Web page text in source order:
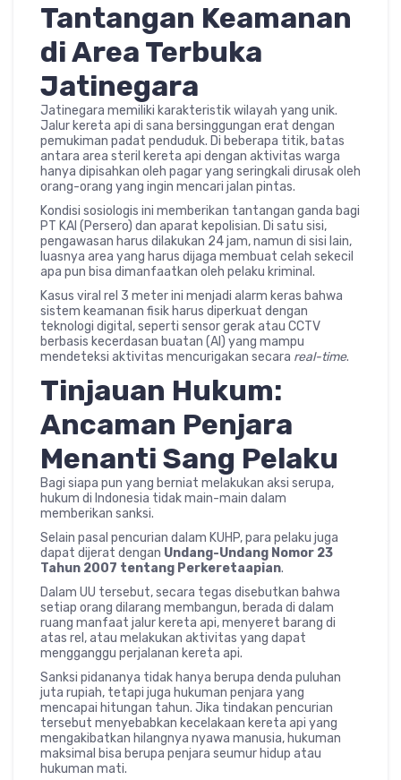
Tantangan Keamanan
di Area Terbuka
Jatinegara
Jatinegara memiliki karakteristik wilayah yang unik.
Jalur kereta api di sana bersinggungan erat dengan
pemukiman padat penduduk. Di beberapa titik, batas
antara area steril kereta api dengan aktivitas warga
hanya dipisahkan oleh pagar yang seringkali dirusak oleh
orang-orang yang ingin mencari jalan pintas.
Kondisi sosiologis ini memberikan tantangan ganda bagi
PT KAI (Persero) dan aparat kepolisian. Di satu sisi,
pengawasan harus dilakukan 24 jam, namun di sisi lain,
luasnya area yang harus dijaga membuat celah sekecil
apa pun bisa dimanfaatkan oleh pelaku kriminal.
Kasus viral rel 3 meter ini menjadi alarm keras bahwa
sistem keamanan fisik harus diperkuat dengan
teknologi digital, seperti sensor gerak atau CCTV
berbasis kecerdasan buatan (AI) yang mampu
mendeteksi aktivitas mencurigakan secara real-time.
Tinjauan Hukum:
Ancaman Penjara
Menanti Sang Pelaku
Bagi siapa pun yang berniat melakukan aksi serupa,
hukum di Indonesia tidak main-main dalam
memberikan sanksi.
Selain pasal pencurian dalam KUHP, para pelaku juga
dapat dijerat dengan Undang-Undang Nomor 23
Tahun 2007 tentang Perkeretaapian.
Dalam UU tersebut, secara tegas disebutkan bahwa
setiap orang dilarang membangun, berada di dalam
ruang manfaat jalur kereta api, menyeret barang di
atas rel, atau melakukan aktivitas yang dapat
mengganggu perjalanan kereta api.
Sanksi pidananya tidak hanya berupa denda puluhan
juta rupiah, tetapi juga hukuman penjara yang
mencapai hitungan tahun. Jika tindakan pencurian
tersebut menyebabkan kecelakaan kereta api yang
mengakibatkan hilangnya nyawa manusia, hukuman
maksimal bisa berupa penjara seumur hidup atau
hukuman mati.